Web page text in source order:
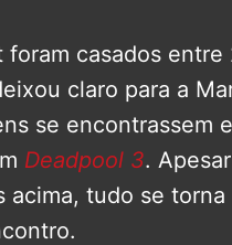
foram casados
claro para a
se encontrassem
Deadpool 3.
acima, tudo se